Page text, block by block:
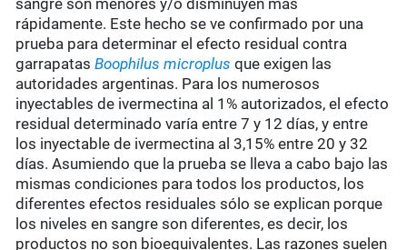
sangre son menores y/o disminuyen más
rápidamente. Este hecho se ve confirmado por una
prueba para determinar el efecto residual contra
garrapatasBoophilus microplus que exigen las
autoridades argentinas. Para los numerosos
inyectables de ivermectina al 1% autorizados, el efecto
residual determinado varía entre 7 y 12 días, y entre
los inyectable de ivermectina al 3,15% entre 20 y 32
días. Asumiendo que la prueba se lleva a cabo bajo las
mismas condiciones para todos los productos, los
diferentes efectos residuales sólo se explican porque
los niveles en sangre son diferentes, es decir, los
productos no son bioequivalentes. Las razones suelen